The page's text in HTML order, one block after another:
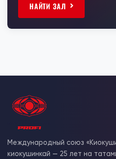
НАЙТИ ЗАЛ
Международный союз
киокушинкай — 25 лет на